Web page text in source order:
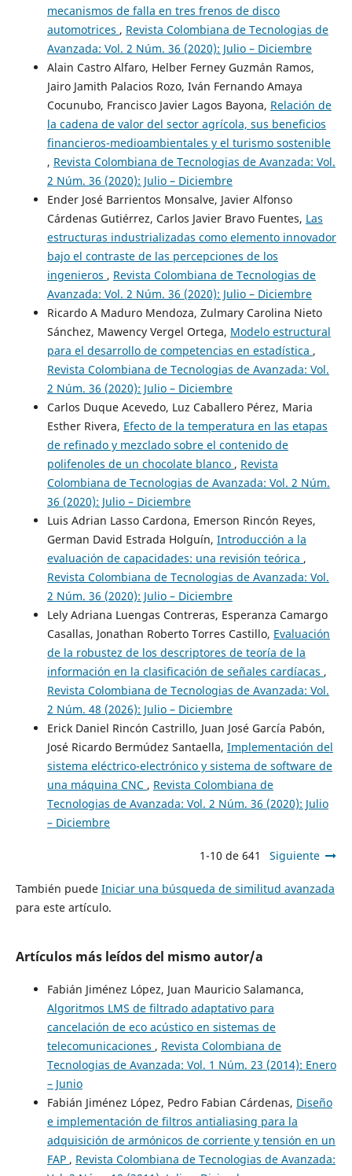
mecanismos de falla en tres frenos de disco
automotrices , Revista Colombiana de Tecnologias de
Avanzada: Vol. 2 Núm. 36 (2020): Julio – Diciembre
Alain Castro Alfaro, Helber Ferney Guzmán Ramos,
Jairo Jamith Palacios Rozo, Iván Fernando Amaya
Cocunubo, Francisco Javier Lagos Bayona, Relación de
la cadena de valor del sector agrícola, sus beneficios
financieros-medioambientales y el turismo sostenible
, Revista Colombiana de Tecnologias de Avanzada: Vol.
2 Núm. 36 (2020): Julio – Diciembre
Ender José Barrientos Monsalve, Javier Alfonso
Cárdenas Gutiérrez, Carlos Javier Bravo Fuentes, Las
estructuras industrializadas como elemento innovador
bajo el contraste de las percepciones de los
ingenieros , Revista Colombiana de Tecnologias de
Avanzada: Vol. 2 Núm. 36 (2020): Julio – Diciembre
Ricardo A Maduro Mendoza, Zulmary Carolina Nieto
Sánchez, Mawency Vergel Ortega, Modelo estructural
para el desarrollo de competencias en estadística ,
Revista Colombiana de Tecnologias de Avanzada: Vol.
2 Núm. 36 (2020): Julio – Diciembre
Carlos Duque Acevedo, Luz Caballero Pérez, Maria
Esther Rivera, Efecto de la temperatura en las etapas
de refinado y mezclado sobre el contenido de
polifenoles de un chocolate blanco , Revista
Colombiana de Tecnologias de Avanzada: Vol. 2 Núm.
36 (2020): Julio – Diciembre
Luis Adrian Lasso Cardona, Emerson Rincón Reyes,
German David Estrada Holguín, Introducción a la
evaluación de capacidades: una revisión teórica ,
Revista Colombiana de Tecnologias de Avanzada: Vol.
2 Núm. 36 (2020): Julio – Diciembre
Lely Adriana Luengas Contreras, Esperanza Camargo
Casallas, Jonathan Roberto Torres Castillo, Evaluación
de la robustez de los descriptores de teoría de la
información en la clasificación de señales cardíacas ,
Revista Colombiana de Tecnologias de Avanzada: Vol.
2 Núm. 48 (2026): Julio – Diciembre
Erick Daniel Rincón Castrillo, Juan José García Pabón,
José Ricardo Bermúdez Santaella, Implementación del
sistema eléctrico-electrónico y sistema de software de
una máquina CNC , Revista Colombiana de
Tecnologias de Avanzada: Vol. 2 Núm. 36 (2020): Julio
– Diciembre
1-10 de 641 Siguiente
También puede Iniciar una búsqueda de similitud avanzada
para este artículo.
Artículos más leídos del mismo autor/a
Fabián Jiménez López, Juan Mauricio Salamanca,
Algoritmos LMS de filtrado adaptativo para
cancelación de eco acústico en sistemas de
telecomunicaciones , Revista Colombiana de
Tecnologias de Avanzada: Vol. 1 Núm. 23 (2014): Enero
– Junio
Fabián Jiménez López, Pedro Fabian Cárdenas, Diseño
e implementación de filtros antialiasing para la
adquisición de armónicos de corriente y tensión en un
FAP , Revista Colombiana de Tecnologias de Avanzada: